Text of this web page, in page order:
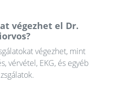
végezhet el Dr.
végezhet, mint
vérvétel, EKG, és egyéb